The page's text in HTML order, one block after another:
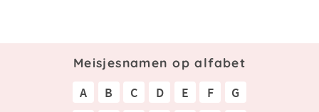
Meisjesnamen op alfabet
A B C D E F
G